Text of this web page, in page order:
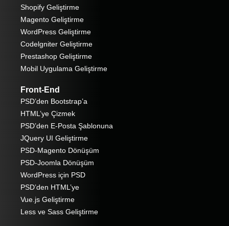
Shopify Geliştirme
Magento Geliştirme
WordPress Geliştirme
Codelgniter Geliştirme
Prestashop Geliştirme
Mobil Uygulama Geliştirme
Front-End
PSD’den Bootstrap’a
HTML’ye Çizmek
PSD’den E-Posta Şablonuna
JQuery UI Geliştirme
PSD-Magento Dönüşüm
PSD-Joomla Dönüşüm
WordPress için PSD
PSD’den HTML’ye
Vue.js Geliştirme
Less ve Sass Geliştirme